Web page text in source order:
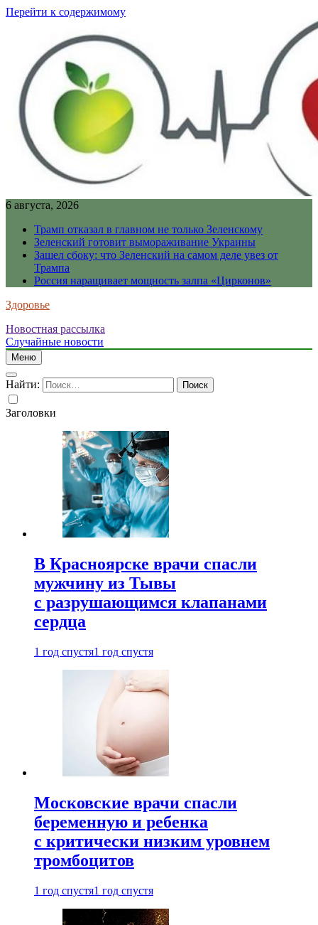
Перейти к содержимому
6 августа, 2026
Трамп отказал в главном не только Зеленскому
Зеленский готовит вымораживание Украины
Зашел сбоку: что Зеленский на самом деле увез от
Трампа
Россия наращивает мощность залпа «Цирконов»
Здоровье
Новостная рассылка
Случайные новости
Меню
Найти:
Заголовки
В Красноярске врачи спасли
мужчину из Тывы
с разрушающимся клапанами
сердца
1 год спустя1 год спустя
Московские врачи спасли
беременную и ребенка
с критически низким уровнем
тромбоцитов
1 год спустя1 год спустя